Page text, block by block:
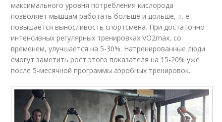
максимального уровня потребления кислорода
позволяет мышцам работать больше и дольше, т. е.
повышается выносливость спортсмена. При достаточно
интенсивных регулярных тренировках VO2max, со
временем, улучшается на 5-30%. Натренированные люди
смогут заметить рост этого показателя на 15-20% уже
после 5-месячной программы аэробных тренировок.